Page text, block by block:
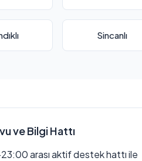
Sincanlı
ve Bilgi Hattı
arası aktif destek hattı ile